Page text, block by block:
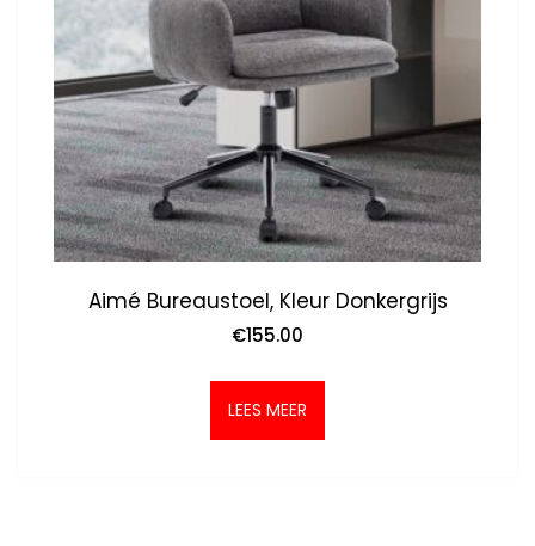
Aimé Bureaustoel, Kleur Donkergrijs
€155.00
LEES MEER